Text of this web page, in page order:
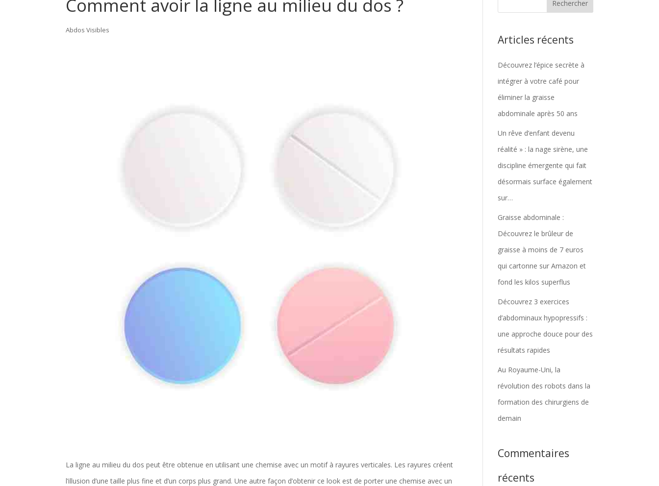
Comment avoir la ligne au milieu du dos ?
Abdos Visibles
La ligne au milieu du dos peut être obtenue en utilisant une chemise avec un motif à rayures verticales. Les rayures créent
l’illusion d’une taille plus fine et d’un corps plus grand. Une autre façon d’obtenir ce look est de porter une chemise avec un
Articles récents
Découvrez l’épice secrète à
intégrer à votre café pour
éliminer la graisse
abdominale après 50 ans
Un rêve d’enfant devenu
réalité » : la nage sirène, une
discipline émergente qui fait
désormais surface également
sur…
Graisse abdominale :
Découvrez le brûleur de
graisse à moins de 7 euros
qui cartonne sur Amazon et
fond les kilos superflus
Découvrez 3 exercices
d’abdominaux hypopressifs :
une approche douce pour des
résultats rapides
Au Royaume-Uni, la
révolution des robots dans la
formation des chirurgiens de
demain
Commentaires
récents